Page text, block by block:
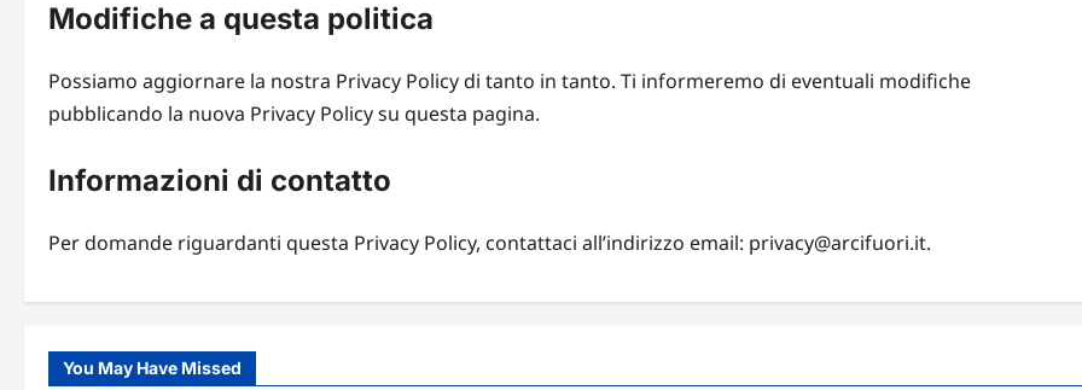
Modifiche a questa politica
Possiamo aggiornare la nostra Privacy Policy di tanto in tanto. Ti informeremo di eventuali modifiche
pubblicando la nuova Privacy Policy su questa pagina.
Informazioni di contatto
Per domande riguardanti questa Privacy Policy, contattaci all’indirizzo email: privacy@arcifuori.it.
You May Have Missed